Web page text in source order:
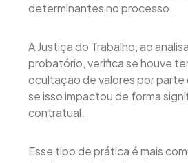
determinantes no processo.
A Justiça do Trabalho, ao
probatório, verifica se houve
ocultação de valores por parte
se isso impactou de forma
contratual.
Esse tipo de prática é mais